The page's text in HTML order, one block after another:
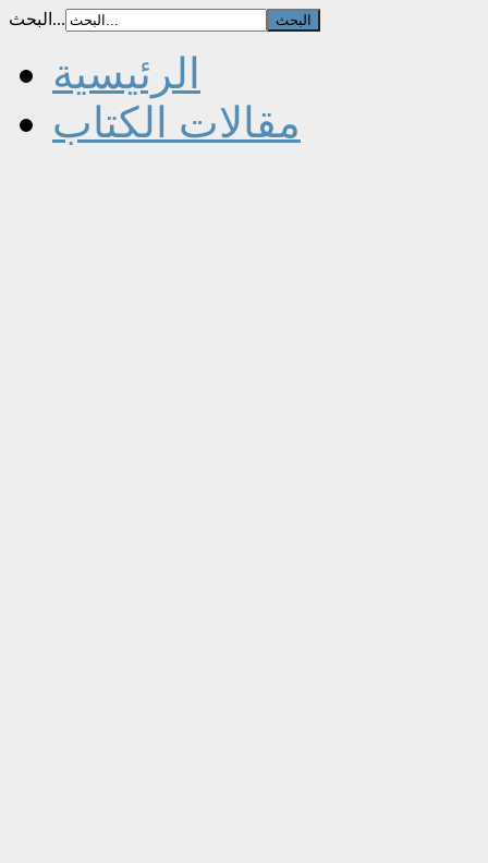
البحث...
الرئيسية
مقالات الكتاب